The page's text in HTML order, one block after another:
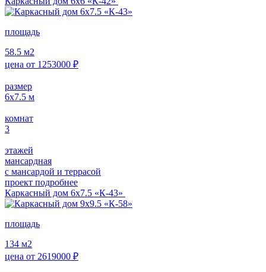
площадь
58.5 м2
цена от 1253000 ₽
размер
6х7.5 м
комнат
3
этажей
мансардная
с мансардой и террасой
проект подробнее
Каркасный дом 6х7.5 «К-43»
площадь
134 м2
цена от 2619000 ₽